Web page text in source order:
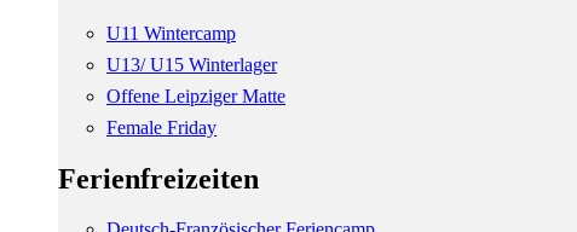
U11 Wintercamp
U13/ U15 Winterlager
Offene Leipziger Matte
Female Friday
Ferienfreizeiten